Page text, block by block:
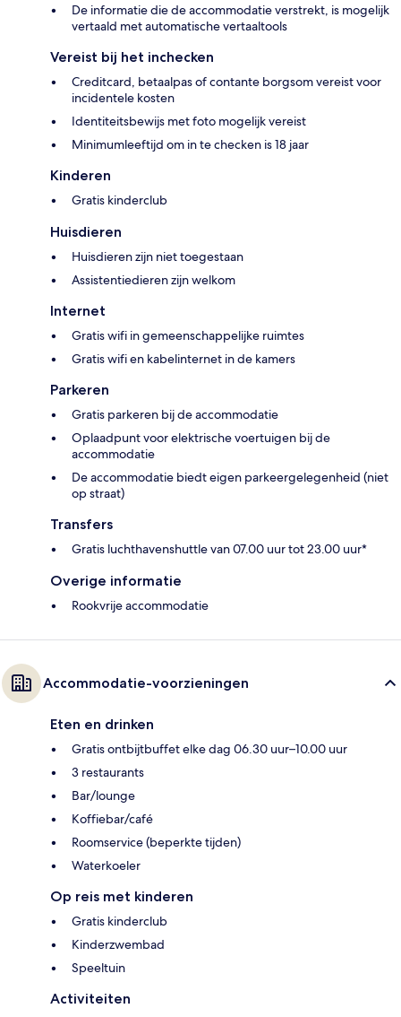
De informatie die de accommodatie verstrekt, is mogelijk
vertaald met automatische vertaaltools
Vereist bij het inchecken
Creditcard, betaalpas of contante borgsom vereist voor
incidentele kosten
Identiteitsbewijs met foto mogelijk vereist
Minimumleeftijd om in te checken is 18 jaar
Kinderen
Gratis kinderclub
Huisdieren
Huisdieren zijn niet toegestaan
Assistentiedieren zijn welkom
Internet
Gratis wifi in gemeenschappelijke ruimtes
Gratis wifi en kabelinternet in de kamers
Parkeren
Gratis parkeren bij de accommodatie
Oplaadpunt voor elektrische voertuigen bij de
accommodatie
De accommodatie biedt eigen parkeergelegenheid (niet
op straat)
Transfers
Gratis luchthavenshuttle van 07.00 uur tot 23.00 uur*
Overige informatie
Rookvrije accommodatie
Accommodatie-voorzieningen
Eten en drinken
Gratis ontbijtbuffet elke dag 06.30 uur–10.00 uur
3 restaurants
Bar/lounge
Koffiebar/café
Roomservice (beperkte tijden)
Waterkoeler
Op reis met kinderen
Gratis kinderclub
Kinderzwembad
Speeltuin
Activiteiten